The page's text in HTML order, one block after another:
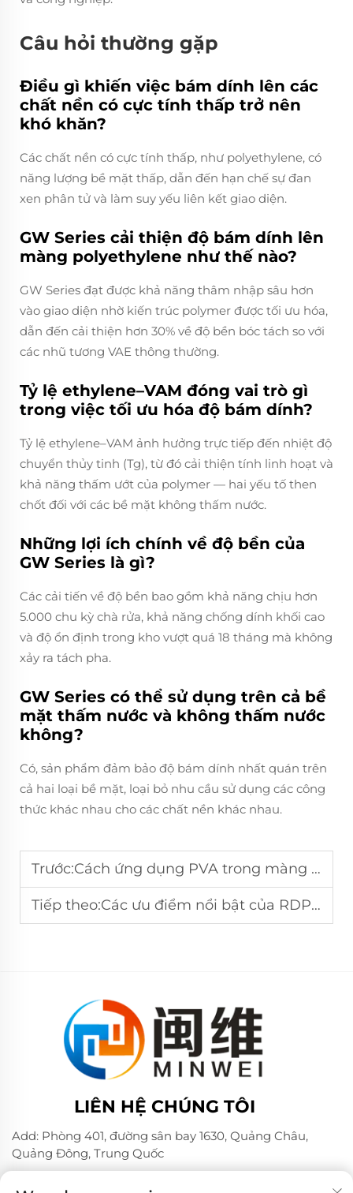
Câu hỏi thường gặp
Điều gì khiến việc bám dính lên các
chất nền có cực tính thấp trở nên
khó khăn?
Các chất nền có cực tính thấp, như polyethylene, có
năng lượng bề mặt thấp, dẫn đến hạn chế sự đan
xen phân tử và làm suy yếu liên kết giao diện.
GW Series cải thiện độ bám dính lên
màng polyethylene như thế nào?
GW Series đạt được khả năng thâm nhập sâu hơn
vào giao diện nhờ kiến trúc polymer được tối ưu hóa,
dẫn đến cải thiện hơn 30% về độ bền bóc tách so với
các nhũ tương VAE thông thường.
Tỷ lệ ethylene–VAM đóng vai trò gì
trong việc tối ưu hóa độ bám dính?
Tỷ lệ ethylene–VAM ảnh hưởng trực tiếp đến nhiệt độ
chuyển thủy tinh (Tg), từ đó cải thiện tính linh hoạt và
khả năng thấm ướt của polymer — hai yếu tố then
chốt đối với các bề mặt không thấm nước.
Những lợi ích chính về độ bền của
GW Series là gì?
Các cải tiến về độ bền bao gồm khả năng chịu hơn
5.000 chu kỳ chà rửa, khả năng chống dính khối cao
và độ ổn định trong kho vượt quá 18 tháng mà không
xảy ra tách pha.
GW Series có thể sử dụng trên cả bề
mặt thấm nước và không thấm nước
không?
Có, sản phẩm đảm bảo độ bám dính nhất quán trên
cả hai loại bề mặt, loại bỏ nhu cầu sử dụng các công
thức khác nhau cho các chất nền khác nhau.
Trước:Cách ứng dụng PVA trong màng tan trong nước
Tiếp theo:Các ưu điểm nổi bật của RDP trong vật liệu xây dựng
LIÊN HỆ CHÚNG TÔI
Add: Phòng 401, đường sân bay 1630, Quảng Châu,
Quảng Đông, Trung Quốc